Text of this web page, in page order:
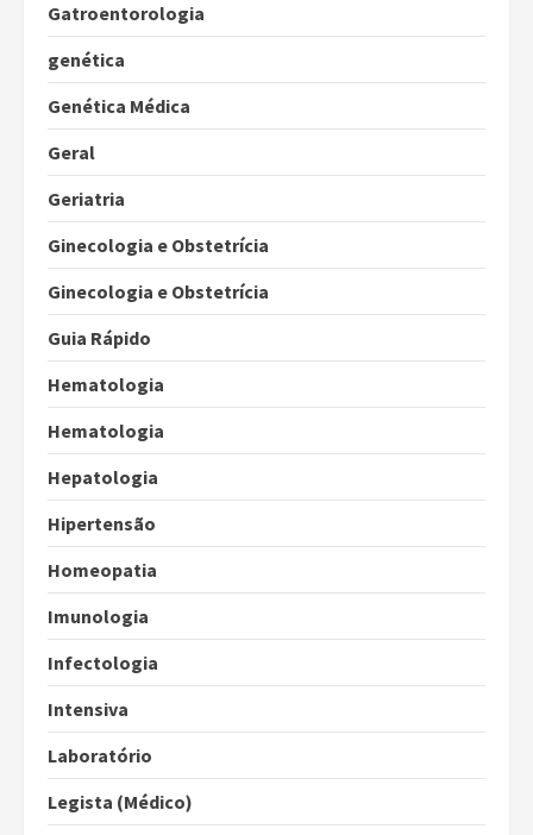
Gatroentorologia
genética
Genética Médica
Geral
Geriatria
Ginecologia e Obstetrícia
Ginecologia e Obstetrícia
Guia Rápido
Hematologia
Hematologia
Hepatologia
Hipertensão
Homeopatia
Imunologia
Infectologia
Intensiva
Laboratório
Legista (Médico)